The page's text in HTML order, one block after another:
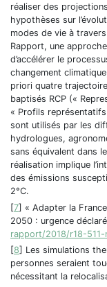
réaliser des
hypothèses sur
modes de vie à
Rapport, une
d’accélérer le
changement
priori quatre
baptisés RCP («
« Profils représentatifs
sont utilisés par les
hydrologues,
sans équivalent dans
réalisation implique
des émissions
2°C.
[7] « Adapter la
2050 : urgence
rapport/2018/r18-
[8] Les simulations
personnes seraient
nécessitant la